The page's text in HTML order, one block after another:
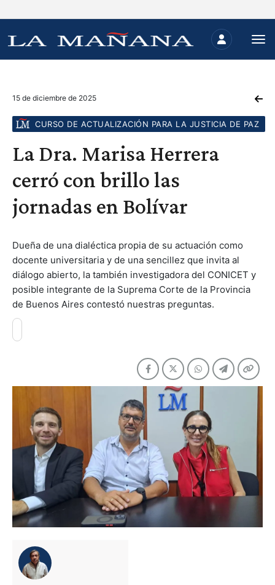
15 de diciembre de 2025
CURSO DE ACTUALIZACIÓN PARA LA JUSTICIA DE PAZ
La Dra. Marisa Herrera
cerró con brillo las
jornadas en Bolívar
Dueña de una dialéctica propia de su actuación como
docente universitaria y de una sencillez que invita al
diálogo abierto, la también investigadora del CONICET y
posible integrante de la Suprema Corte de la Provincia
de Buenos Aires contestó nuestras preguntas.